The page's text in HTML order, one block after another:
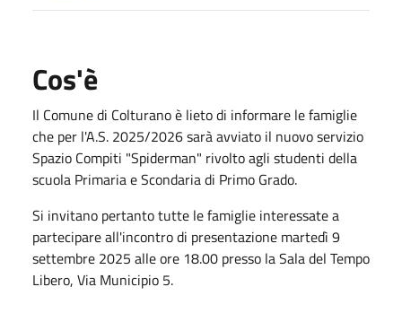
Cos'è
Il Comune di Colturano è lieto di informare le famiglie
che per l'A.S. 2025/2026 sarà avviato il nuovo servizio
Spazio Compiti "Spiderman" rivolto agli studenti della
scuola Primaria e Scondaria di Primo Grado.
Si invitano pertanto tutte le famiglie interessate a
partecipare all'incontro di presentazione martedì 9
settembre 2025 alle ore 18.00 presso la Sala del Tempo
Libero, Via Municipio 5.